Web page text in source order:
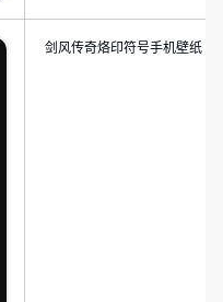
剑风传奇烙印符号手机壁纸 4K